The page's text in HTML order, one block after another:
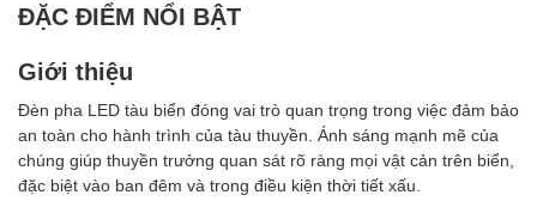
ĐẶC ĐIỂM NỔI BẬT
Giới thiệu
Đèn pha LED tàu biển đóng vai trò quan trọng trong việc đảm bảo
an toàn cho hành trình của tàu thuyền. Ánh sáng mạnh mẽ của
chúng giúp thuyền trưởng quan sát rõ ràng mọi vật cản trên biển,
đặc biệt vào ban đêm và trong điều kiện thời tiết xấu.